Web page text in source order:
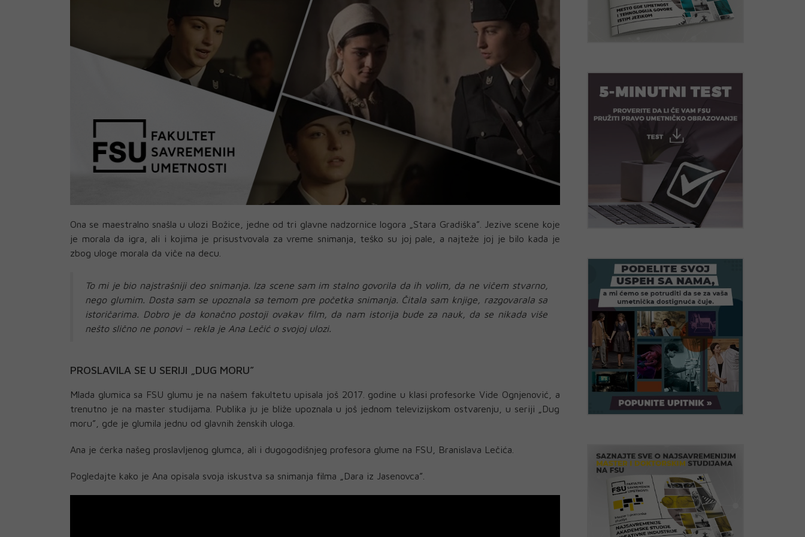
Ona se maestralno snašla u ulozi Božice, jedne od tri glavne nadzornice logora „Stara Gradiška”. Jezive scene koje
je morala da igra, ali i kojima je prisustvovala za vreme snimanja, teško su joj pale, a najteže joj je bilo kada je
zbog uloge morala da viče na decu.
To mi je bio najstrašniji deo snimanja. Iza scene sam im stalno govorila da ih volim, da ne vičem stvarno,
nego glumim. Dosta sam se upoznala sa temom pre početka snimanja. Čitala sam knjige, razgovarala sa
istoričarima. Dobro je da konačno postoji ovakav film, da nam istorija bude za nauk, da se nikada više
nešto slično ne ponovi – rekla je Ana Lečić o svojoj ulozi.
PROSLAVILA SE U SERIJI „DUG MORU”
Mlada glumica sa FSU glumu je na našem fakultetu upisala još 2017. godine u klasi profesorke Vide Ognjenović, a
trenutno je na master studijama. Publika ju je bliže upoznala u još jednom televizijskom ostvarenju, u seriji „Dug
moru”, gde je glumila jednu od glavnih ženskih uloga.
Ana je ćerka našeg proslavljenog glumca, ali i dugogodišnjeg profesora glume na FSU, Branislava Lečića.
Pogledajte kako je Ana opisala svoja iskustva sa snimanja filma „Dara iz Jasenovca”.